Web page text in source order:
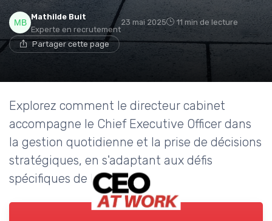
Mathilde Buit
Experte en recrutement
23 mai 2025 11 min de lecture
Partager cette page
Explorez comment le directeur cabinet
accompagne le Chief Executive Officer dans
la gestion quotidienne et la prise de décisions
stratégiques, en s'adaptant aux défis
spécifiques de l'entreprise.